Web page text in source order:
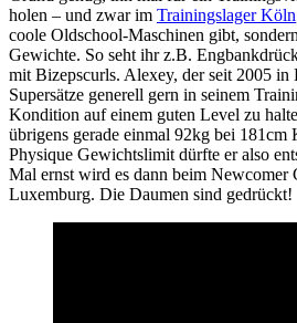
holen – und zwar im Trainingslager Köln
coole Oldschool-Maschinen gibt,
Gewichte. So seht ihr z.B.
mit Bizepscurls. Alexey, der seit 2005 in
Supersätze generell gern in seinem
Kondition auf einem guten Level zu
übrigens gerade einmal 92kg bei 181cm
Physique Gewichtslimit dürfte er also
Mal ernst wird es dann beim Newcomer
Luxemburg. Die Daumen sind gedrückt!